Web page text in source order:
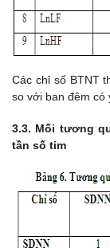
Các chỉ số BTNT
so với ban đêm có
3.3. Mối tương
tần số tim